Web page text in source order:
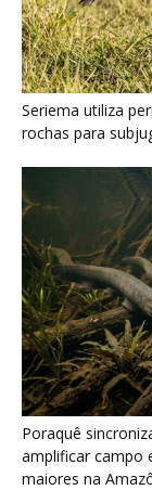
Seriema utiliza
rochas para
Poraquê
amplificar campo
maiores na